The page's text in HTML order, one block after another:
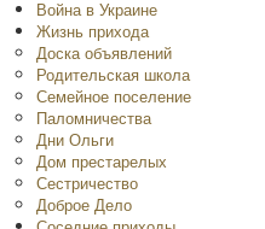
Война в Украине
Жизнь прихода
Доска объявлений
Родительская школа
Семейное поселение
Паломничества
Дни Ольги
Дом престарелых
Сестричество
Доброе Дело